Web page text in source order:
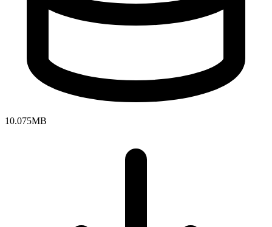
10.075MB